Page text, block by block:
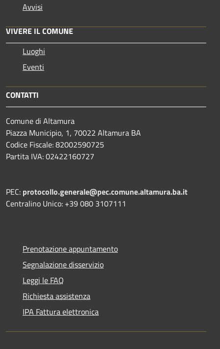
Avvisi
VIVERE IL COMUNE
Luoghi
Eventi
CONTATTI
Comune di Altamura
Piazza Municipio, 1, 70022 Altamura BA
Codice Fiscale: 82002590725
Partita IVA: 02422160727
PEC: protocollo.generale@pec.comune.altamura.ba.it
Centralino Unico: +39 080 3107111
Prenotazione appuntamento
Segnalazione disservizio
Leggi le FAQ
Richiesta assistenza
IPA Fattura elettronica